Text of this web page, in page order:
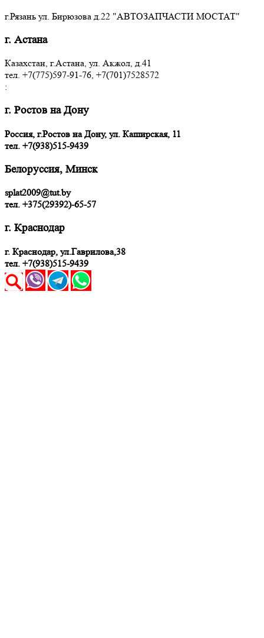
г.Рязань ул. Бирюзова д.22 "АВТОЗАПЧАСТИ МОСТАТ"
г. Астана
Казахстан, г.Астана, ул. Акжол, д.41
тел. +7(775)597-91-76, +7(701)7528572
:
г. Ростов на Дону
Россия, г.Ростов на Дону, ул. Каширская, 11
тел. +7(938)515-9439
Белоруссия, Минск
splat2009@tut.by
тел. +375(29392)-65-57
г. Краснодар
г. Краснодар, ул.Гаврилова,38
тел. +7(938)515-9439